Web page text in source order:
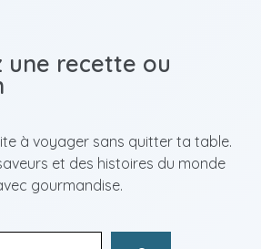
une recette ou
à voyager sans quitter ta table.
et des histoires du monde
gourmandise.